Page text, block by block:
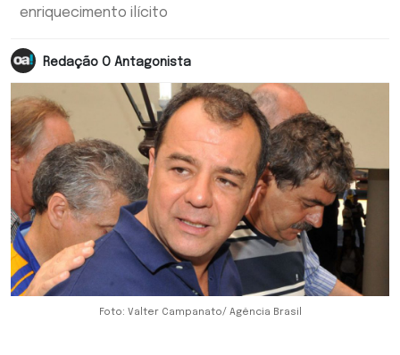
enriquecimento ilícito
Redação O Antagonista
Foto: Valter Campanato/ Agência Brasil